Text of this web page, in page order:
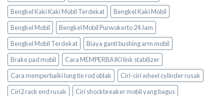
Bengkel Kaki Kaki Mobil Terdekat
Bengkel Kaki Mobil
Bengkel Mobil
Bengkel Mobil Purwokerto 24 Jam
Bengkel Mobil Terdekat
Biaya ganti bushing arm mobil
Brake pad mobil
Cara MEMPERBAIKI link stabilizer
Cara memperbaiki long tie rod oblak
Ciri-ciri wheel cylinder rusak
Ciri2 rack end rusak
Ciri shockbreaker mobil yang bagus